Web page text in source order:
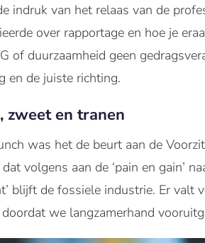
indruk van het relaas van de
over rapportage en hoe je
of duurzaamheid geen
en de juiste richting.
zweet en tranen
was het de beurt aan de
volgens aan de ‘pain en gain’
blijft de fossiele industrie. Er valt
we langzamerhand